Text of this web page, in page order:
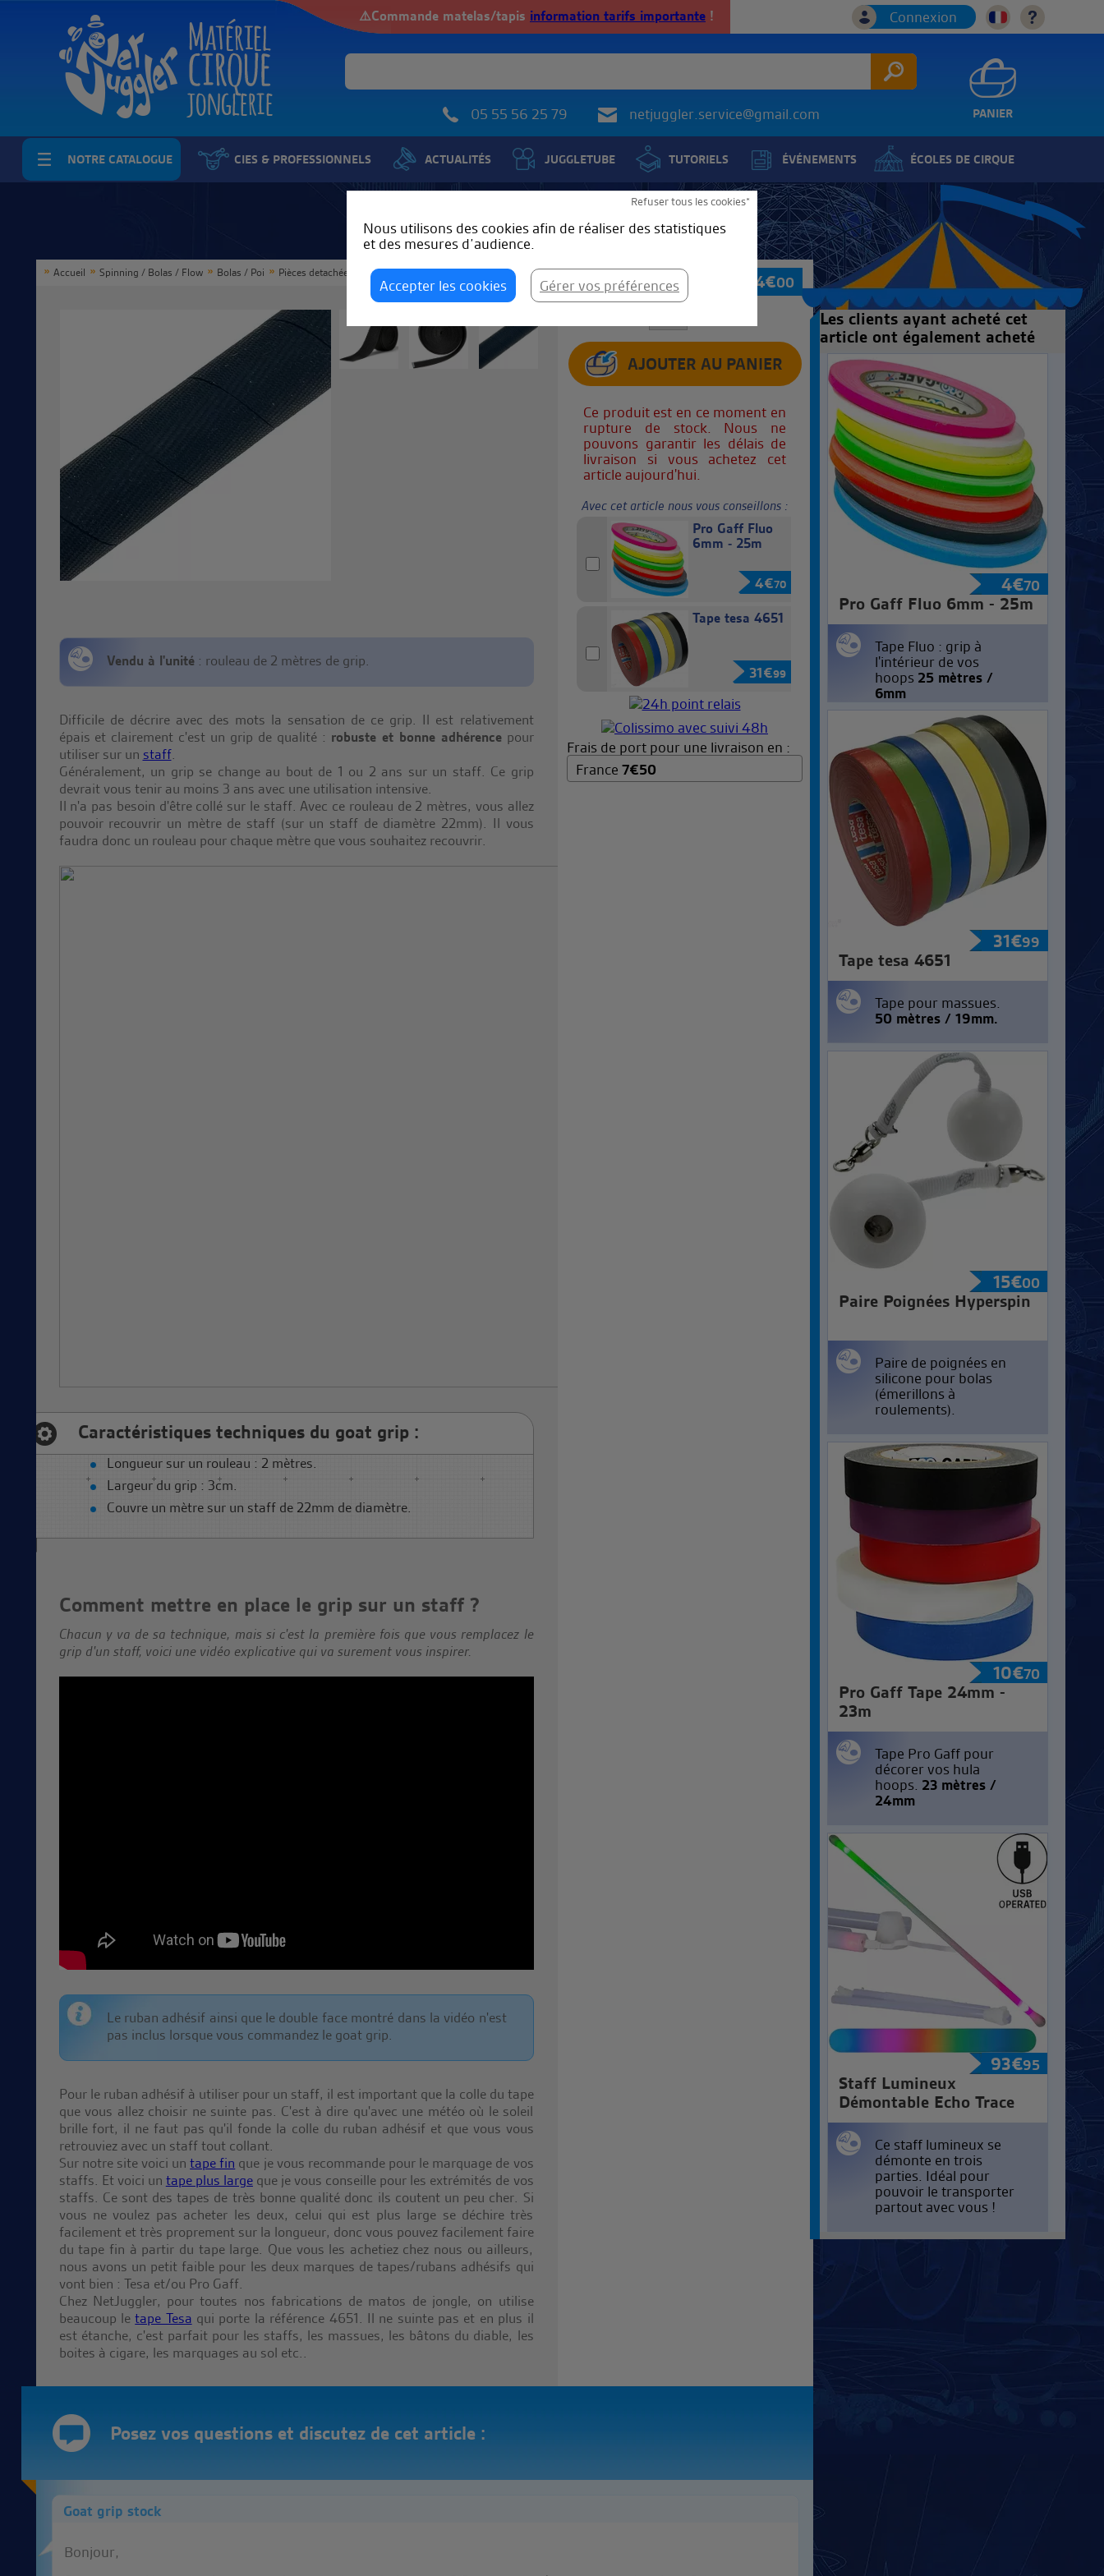
Refuser tous les cookies*
Nous utilisons des cookies afin de réaliser des statistiques
et des mesures d’audience.
Accepter les cookies Gérer vos préférences
⚠️Commande matelas/tapis information tarifs importante !
05 55 56 25 79 netjuggler.service@gmail.com PANIER
NOTRE CATALOGUE CIES & PROFESSIONNELS ACTUALITÉS JUGGLETUBE TUTORIELS ÉVÉNEMENTS ÉCOLES DE CIRQUE
Goat Grip
Accueil Spinning / Bolas / Flow Bolas / Poi Pièces detachées Goat Grip pour staff TARIF 24€00
Ce produit est en ce moment en
rupture de stock. Nous ne
pouvons garantir les délais de
livraison si vous achetez cet
article aujourd'hui.
Avec cet article nous vous conseillons :
Pro Gaff Fluo
6mm - 25m
4€70
Tape tesa 4651
31€99
Frais de port pour une livraison en :
France 7€50
Vendu à l'unité: rouleau de 2 mètres de grip.
Difficile de décrire avec des mots la sensation de ce grip. Il est relativement
épais et clairement c'est un grip de qualité : robuste et bonne adhérencepour
utiliser sur un staff.
Généralement, un grip se change au bout de 1 ou 2 ans sur un staff. Ce grip
devrait vous tenir au moins 3 ans avec une utilisation intensive.
Il n'a pas besoin d'être collé sur le staff. Avec ce rouleau de 2 mètres, vous allez
pouvoir recouvrir un mètre de staff (sur un staff de diamètre 22mm). Il vous
faudra donc un rouleau pour chaque mètre que vous souhaitez recouvrir.
Caractéristiques techniques du goat grip :
Longueur sur un rouleau : 2 mètres.
Largeur du grip : 3cm.
Couvre un mètre sur un staff de 22mm de diamètre.
Comment mettre en place le grip sur un staff ?
Chacun y va de sa technique, mais si c'est la première fois que vous remplacez le
grip d'un staff, voici une vidéo explicative qui va surement vous inspirer.
Le ruban adhésif ainsi que le double face montré dans la vidéo n'est
pas inclus lorsque vous commandez le goat grip.
Pour le ruban adhésif à utiliser pour un staff, il est important que la colle du tape
que vous allez choisir ne suinte pas. C'est à dire qu'avec une météo où le soleil
brille fort, il ne faut pas qu'il fonde la colle du ruban adhésif et que vous vous
retrouviez avec un staff tout collant.
Sur notre site voici untape fin que je vous recommande pour le marquage de vos
staffs. Et voici un tape plus largeque je vous conseille pour les extrémités de vos
staffs. Ce sont des tapes de très bonne qualité donc ils coutent un peu cher. Si
vous ne voulez pas acheter les deux, celui qui est plus large se déchire très
facilement et très proprement sur la longueur, donc vous pouvez facilement faire
du tape fin à partir du tape large. Que vous les achetiez chez nous ou ailleurs,
nous avons un petit faible pour les deux marques de tapes/rubans adhésifs qui
vont bien : Tesa et/ou Pro Gaff.
Chez NetJuggler, pour toutes nos fabrications de matos de jongle, on utilise
beaucoup letape Tesa qui porte la référence 4651. Il ne suinte pas et en plus il
est étanche, c'est parfait pour les staffs, les massues, les bâtons du diable, les
boites à cigare, les marquages au sol etc..
Posez vos questions et discutez de cet article :
Goat grip stock
Bonjour,
Les clients ayant acheté cet
article ont également acheté
4€70
Pro Gaff Fluo 6mm - 25m
Tape Fluo : grip à
l'intérieur de vos
hoops 25 mètres /
6mm
31€99
Tape tesa 4651
Tape pour massues.
50 mètres / 19mm.
15€00
Paire Poignées Hyperspin
Paire de poignées en
silicone pour bolas
(émerillons à
roulements).
10€70
Pro Gaff Tape 24mm -
23m
Tape Pro Gaff pour
décorer vos hula
hoops. 23 mètres /
24mm
93€95
Staff Lumineux
Démontable Echo Trace
Ce staff lumineux se
démonte en trois
parties. Idéal pour
pouvoir le transporter
partout avec vous !
Connexion